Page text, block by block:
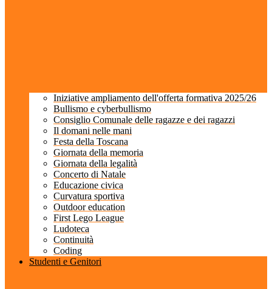
Iniziative ampliamento dell'offerta formativa 2025/26
Bullismo e cyberbullismo
Consiglio Comunale delle ragazze e dei ragazzi
Il domani nelle mani
Festa della Toscana
Giornata della memoria
Giornata della legalità
Concerto di Natale
Educazione civica
Curvatura sportiva
Outdoor education
First Lego League
Ludoteca
Continuità
Coding
Studenti e Genitori